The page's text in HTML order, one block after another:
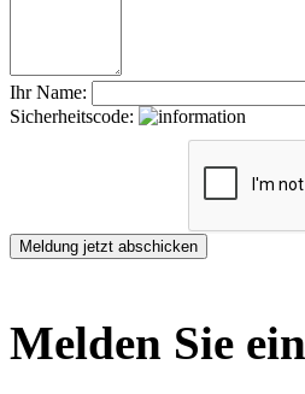
Ihr Name:
Sicherheitscode:
Melden Sie